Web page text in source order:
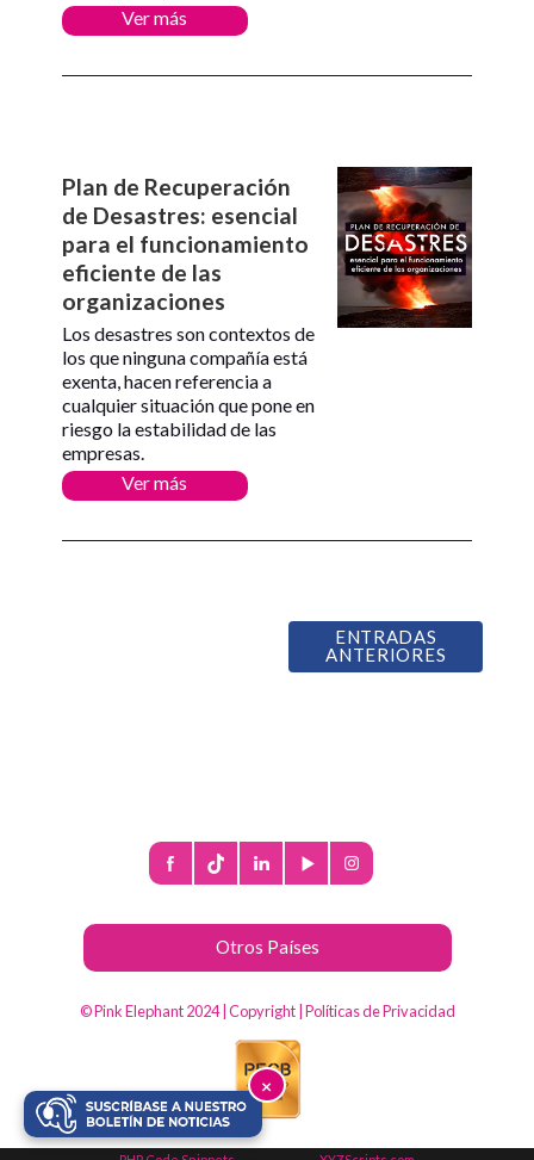
Ver más
Plan de Recuperación
de Desastres: esencial
para el funcionamiento
eficiente de las
organizaciones
Los desastres son contextos de
los que ninguna compañía está
exenta, hacen referencia a
cualquier situación que pone en
riesgo la estabilidad de las
empresas.
Ver más
ENTRADAS
ANTERIORES
Otros Países
© Pink Elephant 2024 | Copyright| Políticas de Privacidad
×